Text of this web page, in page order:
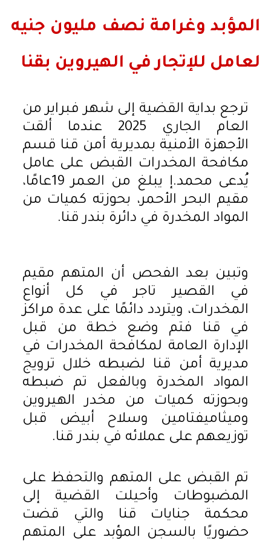
المؤبد وغرامة نصف مليون جنيه
لعامل للإتجار في الهيروين بقنا
ترجع بداية القضية إلى شهر فبراير من
العام الجاري 2025 عندما ألقت
الأجهزة الأمنية بمديرية أمن قنا قسم
مكافحة المخدرات القبض على عامل
يُدعى محمد.إ يبلغ من العمر 19عامًا،
مقيم البحر الأحمر، بحوزته كميات من
المواد المخدرة في دائرة بندر قنا.
وتبين بعد الفحص أن المتهم مقيم
في القصير تاجر في كل أنواع
المخدرات، ويتردد دائمًا على عدة مراكز
في قنا فتم وضع خطة من قبل
الإدارة العامة لمكافحة المخدرات في
مديرية أمن قنا لضبطه خلال ترويج
المواد المخدرة وبالفعل تم ضبطه
وبحوزته كميات من مخدر الهيروين
وميثاميفتامين وسلاح أبيض قبل
توزيعهم على عملائه في بندر قنا.
تم القبض على المتهم والتحفظ على
المضبوطات وأحيلت القضية إلى
محكمة جنايات قنا والتي قضت
حضوريًا بالسجن المؤبد على المتهم